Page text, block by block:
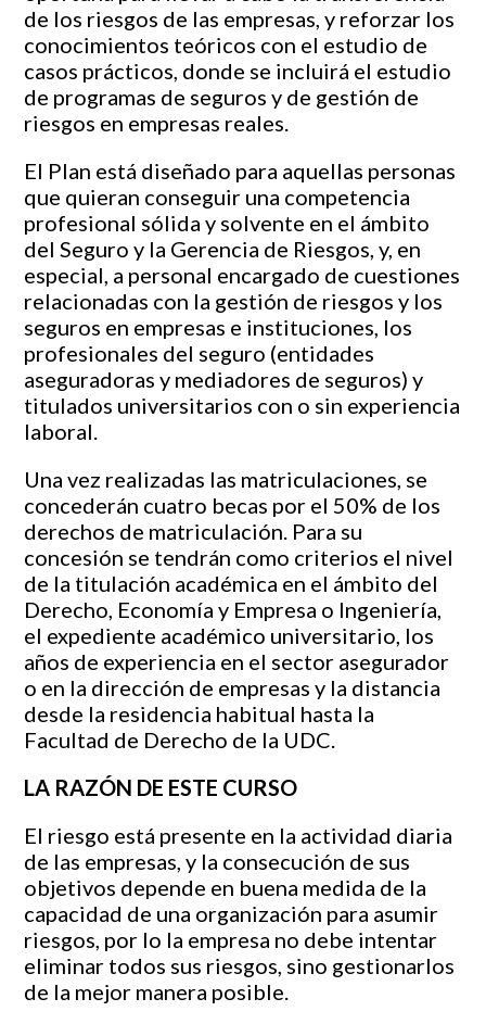
de los riesgos de las empresas, y reforzar los
conocimientos teóricos con el estudio de
casos prácticos, donde se incluirá el estudio
de programas de seguros y de gestión de
riesgos en empresas reales.
El Plan está diseñado para aquellas personas
que quieran conseguir una competencia
profesional sólida y solvente en el ámbito
del Seguro y la Gerencia de Riesgos, y, en
especial, a personal encargado de cuestiones
relacionadas con la gestión de riesgos y los
seguros en empresas e instituciones, los
profesionales del seguro (entidades
aseguradoras y mediadores de seguros) y
titulados universitarios con o sin experiencia
laboral.
Una vez realizadas las matriculaciones, se
concederán cuatro becas por el 50% de los
derechos de matriculación. Para su
concesión se tendrán como criterios el nivel
de la titulación académica en el ámbito del
Derecho, Economía y Empresa o Ingeniería,
el expediente académico universitario, los
años de experiencia en el sector asegurador
o en la dirección de empresas y la distancia
desde la residencia habitual hasta la
Facultad de Derecho de la UDC.
LA RAZÓN DE ESTE CURSO
El riesgo está presente en la actividad diaria
de las empresas, y la consecución de sus
objetivos depende en buena medida de la
capacidad de una organización para asumir
riesgos, por lo la empresa no debe intentar
eliminar todos sus riesgos, sino gestionarlos
de la mejor manera posible.